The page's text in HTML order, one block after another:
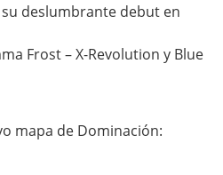
su deslumbrante debut en
Frost – X-Revolution y Blue
mapa de Dominación: